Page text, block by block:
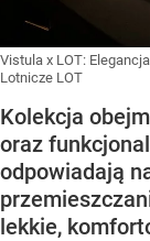
Vistula x LOT:
Lotnicze LOT
Kolekcja
oraz
odpowiadają
lekkie,